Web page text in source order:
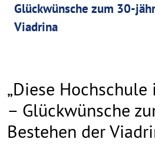
Glückwünsche zum 30-
Viadrina
„Diese Hochschule
– Glückwünsche
Bestehen der